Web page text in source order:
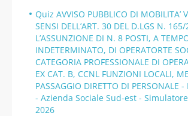
Quiz AVVISO PUBBLICO DI MOBILITA’
SENSI DELL’ART. 30 DEL D.LGS N.
L’ASSUNZIONE DI N. 8 POSTI, A
INDETERMINATO, DI OPERATORTE
CATEGORIA PROFESSIONALE DI
EX CAT. B, CCNL FUNZIONI LOCALI,
PASSAGGIO DIRETTO DI PERSONALE
- Azienda Sociale Sud-est -
2026